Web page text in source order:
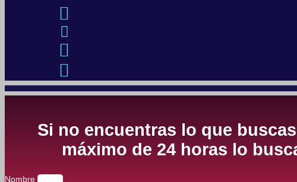
Si no encuentras lo que
máximo de 24 horas lo
Nombre